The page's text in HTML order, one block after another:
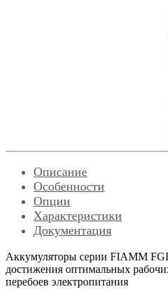
Описание
Особенности
Опции
Характеристики
Документация
Аккумуляторы серии FIAMM
достижения оптимальных
перебоев электропитания